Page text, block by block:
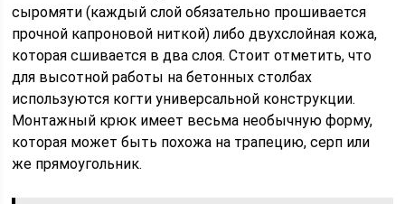
сыромяти (каждый слой обязательно прошивается
прочной капроновой ниткой) либо двухслойная кожа,
которая сшивается в два слоя. Стоит отметить, что
для высотной работы на бетонных столбах
используются когти универсальной конструкции.
Монтажный крюк имеет весьма необычную форму,
которая может быть похожа на трапецию, серп или
же прямоугольник.